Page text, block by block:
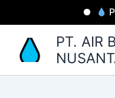
PT. AIR